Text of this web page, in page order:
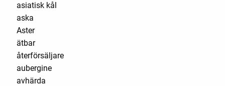
asiatisk kål
aska
Aster
ätbar
återförsäljare
aubergine
avhärda